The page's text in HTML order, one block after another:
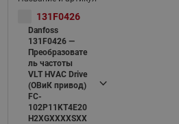
131F0426
Danfoss
131F0426 —
Преобразовате
ль частоты
VLT HVAC Drive
(ОВиК привод)
FC-
102P11KT4E20
H2XGXXXXSXX